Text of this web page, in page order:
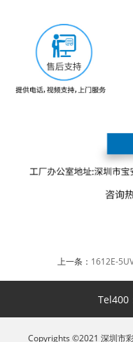
上一条： 1612E-
Tel400
Copyrights ©2021 深圳市